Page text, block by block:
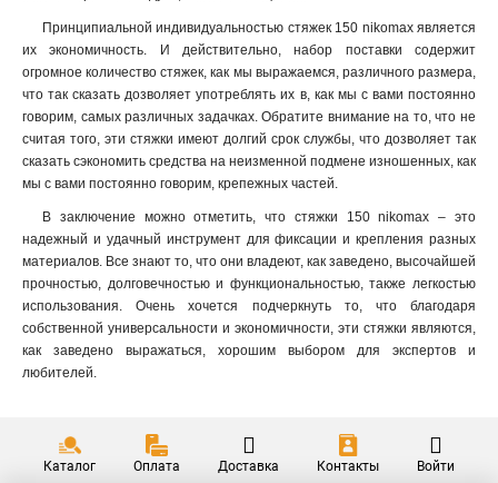
Принципиальной индивидуальностью стяжек 150 nikomax является
их экономичность. И действительно, набор поставки содержит
огромное количество стяжек, как мы выражаемся, различного размера,
что так сказать дозволяет употреблять их в, как мы с вами постоянно
говорим, самых различных задачках. Обратите внимание на то, что не
считая того, эти стяжки имеют долгий срок службы, что дозволяет так
сказать сэкономить средства на неизменной подмене изношенных, как
мы с вами постоянно говорим, крепежных частей.
В заключение можно отметить, что стяжки 150 nikomax – это
надежный и удачный инструмент для фиксации и крепления разных
материалов. Все знают то, что они владеют, как заведено, высочайшей
прочностью, долговечностью и функциональностью, также легкостью
использования. Очень хочется подчеркнуть то, что благодаря
собственной универсальности и экономичности, эти стяжки являются,
как заведено выражаться, хорошим выбором для экспертов и
любителей.
Каталог Оплата Доставка Контакты Войти